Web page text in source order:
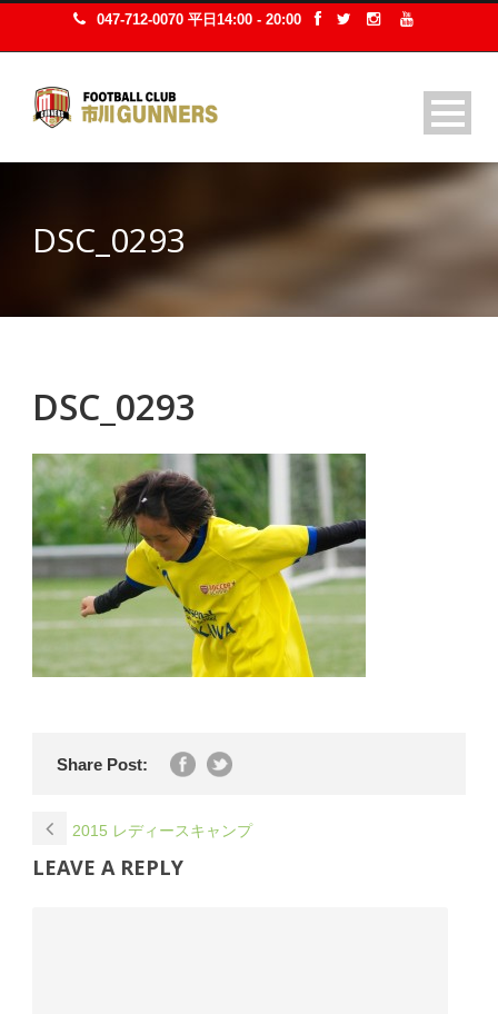
047-712-0070 平日14:00 - 20:00
DSC_0293
DSC_0293
Share Post:
2015 レディースキャンプ
LEAVE A REPLY